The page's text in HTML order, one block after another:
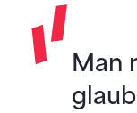
Man